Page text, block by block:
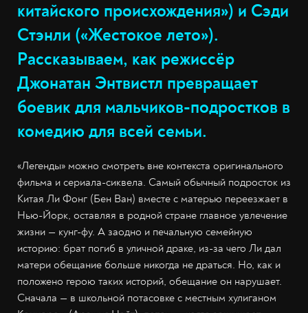
китайского происхождения») и Сэди
Стэнли («Жестокое лето»).
Рассказываем, как режиссёр
Джонатан Энтвистл превращает
боевик для мальчиков-подростков в
комедию для всей семьи.
«Легенды» можно смотреть вне контекста оригинального
фильма и сериала-сиквела. Самый обычный подросток из
Китая Ли Фонг (Бен Ван) вместе с матерью переезжает в
Нью-Йорк, оставляя в родной стране главное увлечение
жизни — кунг-фу. А заодно и печальную семейную
историю: брат погиб в уличной драке, из-за чего Ли дал
матери обещание больше никогда не драться. Но, как и
положено герою таких историй, обещание он нарушает.
Сначала — в школьной потасовке с местным хулиганом